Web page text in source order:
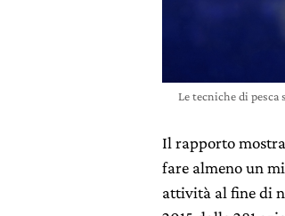
Le tecniche di
Il rapporto
fare almeno un
attività al fine di